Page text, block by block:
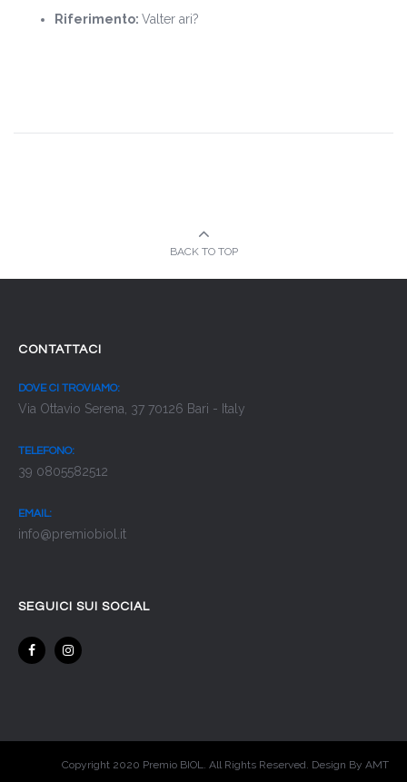
Riferimento: Valter ari?
BACK TO TOP
CONTATTACI
DOVE CI TROVIAMO:
Via Ottavio Serena, 37 70126 Bari - Italy
TELEFONO:
39 0805582512
EMAIL:
info@premiobiol.it
SEGUICI SUI SOCIAL
Copyright 2020 Premio BIOL. All Rights Reserved. Design By AMT